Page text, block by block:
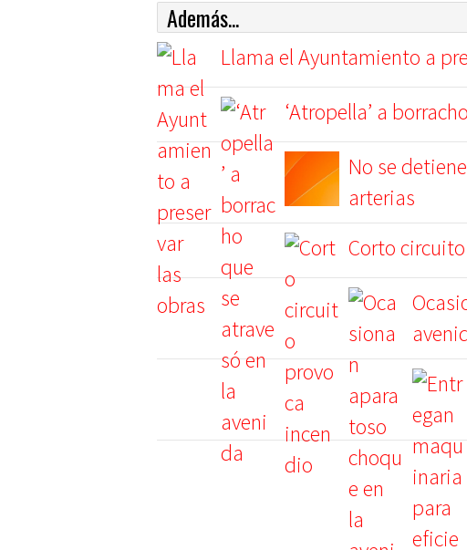
Además...
Llama el Ayuntamiento a
‘Atropella’ a
No se
arterias
Corto